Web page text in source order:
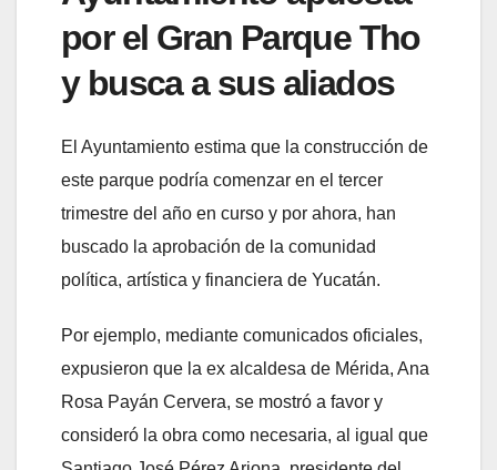
por el Gran Parque Tho
y busca a sus aliados
El Ayuntamiento estima que la construcción de
este parque podría comenzar en el tercer
trimestre del año en curso y por ahora, han
buscado la aprobación de la comunidad
política, artística y financiera de Yucatán.
Por ejemplo, mediante comunicados oficiales,
expusieron que la ex alcaldesa de Mérida, Ana
Rosa Payán Cervera, se mostró a favor y
consideró la obra como necesaria, al igual que